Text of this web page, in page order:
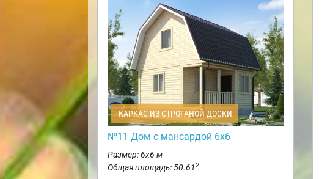
КАРКАС ИЗ СТРОГАНОЙ ДОСКИ
№11 Дом с мансардой 6х6
Размер: 6х6 м
Общая площадь: 50.612